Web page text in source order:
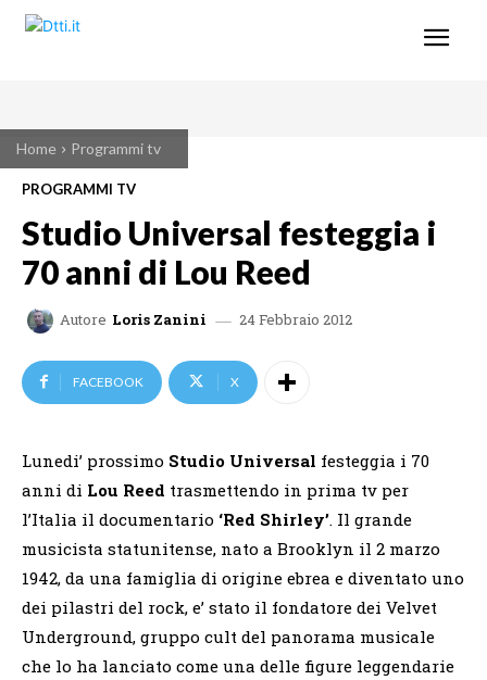
Home Programmi tv
PROGRAMMI TV
Studio Universal festeggia i
70 anni di Lou Reed
Autore Loris Zanini 24 Febbraio 2012
FACEBOOK X
Lunedi’ prossimo Studio Universal festeggia i 70
anni di Lou Reed trasmettendo in prima tv per
l’Italia il documentario ‘Red Shirley’. Il grande
musicista statunitense, nato a Brooklyn il 2 marzo
1942, da una famiglia di origine ebrea e diventato uno
dei pilastri del rock, e’ stato il fondatore dei Velvet
Underground, gruppo cult del panorama musicale
che lo ha lanciato come una delle figure leggendarie